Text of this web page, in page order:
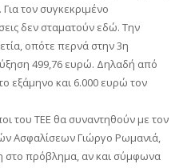
τον συγκεκριμένο
δεν σταματούν εδώ. Την
οπότε περνά στην 3η
499,76 ευρώ. Δηλαδή από
εξάμηνο και 6.000 ευρώ τον
του ΤΕΕ θα συναντηθούν με τον
Ασφαλίσεων Γιώργο Ρωμανιά,
στο πρόβλημα, αν και σύμφωνα